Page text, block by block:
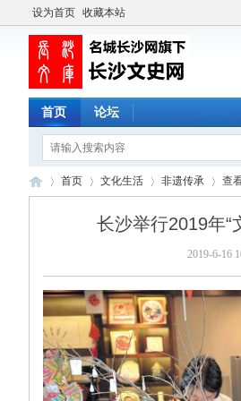
设为首页 收藏本站
首页 论坛
首页 文化生活 非遗传承
›
查
长沙举行2019年“
2019-6-16